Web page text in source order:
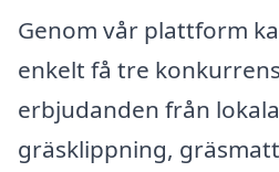
Genom vår plattform
enkelt få tre
erbjudanden från
gräsklippning,